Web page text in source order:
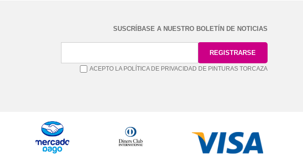
SUSCRÍBASE A NUESTRO BOLETÍN DE NOTICIAS
ACEPTO LA POLÍTICA DE PRIVACIDAD DE PINTURAS TORCAZA